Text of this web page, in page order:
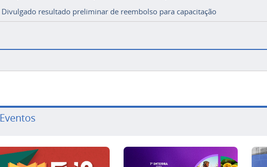
Divulgado resultado preliminar de reembolso para capacitação
Eventos